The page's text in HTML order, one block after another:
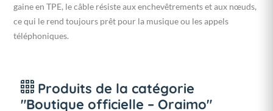
gaine en TPE, le câble résiste aux enchevêtrements et aux nœuds,
ce qui le rend toujours prêt pour la musique ou les appels
téléphoniques.
Produits de la catégorie
"Boutique officielle – Oraimo"